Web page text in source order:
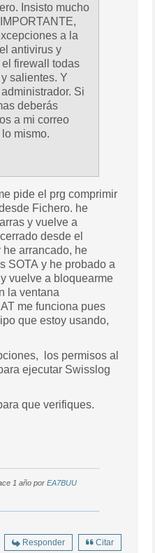
Insisto mucho
a la
antivirus y
firewall todas
salientes. Y
Si
deberás
a mi correo
mismo.
pide el prg comprimir
Fichero. he
y vuelve a
desde el
he arrancado, he
SOTA y he probado a
vuelve a bloquearme
la ventana
me funciona pues
que estoy usando,
los permisos al
ejecutar Swisslog
que verifiques.
1 año porEA7BUU
Responder Citar